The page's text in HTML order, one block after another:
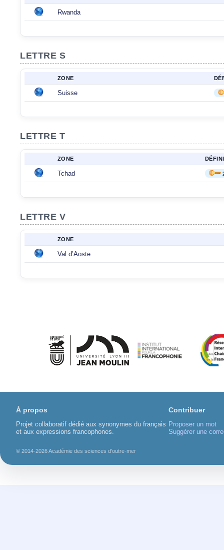
Rwanda
LETTRE S
ZONE
Suisse
LETTRE T
ZONE
Tchad
LETTRE V
ZONE
Val d’Aoste
À propos
Projet collaboratif dédié aux synonymes du français
et aux expressions francophones.
Contribuer
Proposer un mot
Suggérer une
© 2014-2026 Académie des sciences d'outre-mer